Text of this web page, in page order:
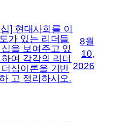
] 현대사회를 이
가 있는 리더들
을 보여주고 있
여 각각의 리더
십이론을 기반
고 정리하시오.
8월
10,
2026